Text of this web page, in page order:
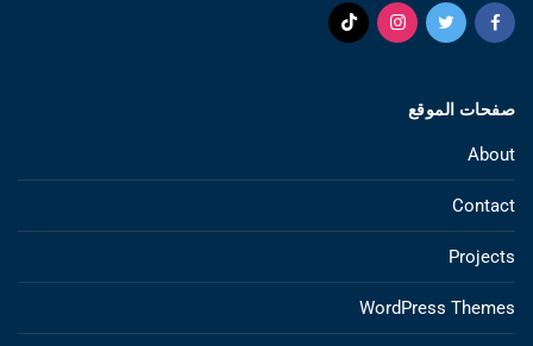
صفحات الموقع
About
Contact
Projects
WordPress Themes